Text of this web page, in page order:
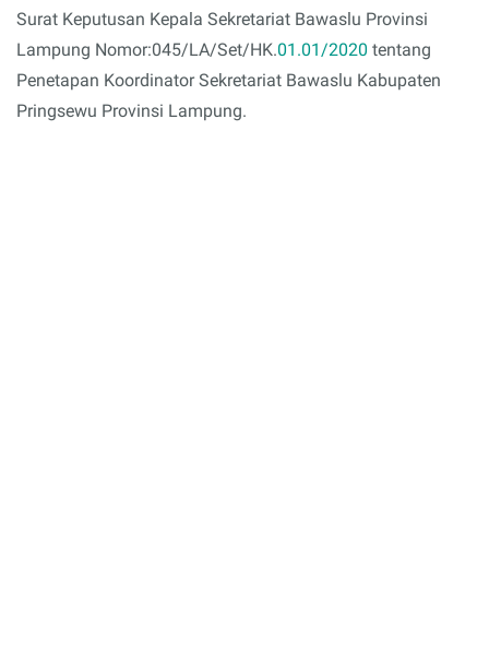
Surat Keputusan Kepala Sekretariat Bawaslu Provinsi
Lampung Nomor:045/LA/Set/HK.01.01/2020 tentang
Penetapan Koordinator Sekretariat Bawaslu Kabupaten
Pringsewu Provinsi Lampung.